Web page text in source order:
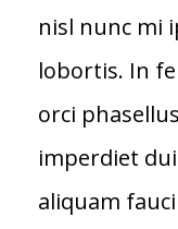
nisl nunc mi
lobortis. In
orci
imperdiet
aliquam